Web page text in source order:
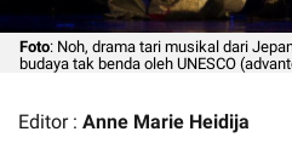
Foto: Noh, drama tari musikal dari
budaya tak benda oleh UNESCO
Editor : Anne Marie Heidija